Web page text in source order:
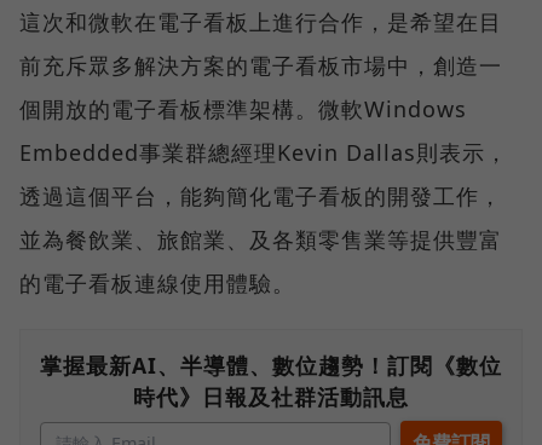
這次和微軟在電子看板上進行合作，是希望在目
前充斥眾多解決方案的電子看板市場中，創造一
個開放的電子看板標準架構。微軟Windows
Embedded事業群總經理Kevin Dallas則表示，
透過這個平台，能夠簡化電子看板的開發工作，
並為餐飲業、旅館業、及各類零售業等提供豐富
的電子看板連線使用體驗。
掌握最新AI、半導體、數位趨勢！訂閱《數位
時代》日報及社群活動訊息